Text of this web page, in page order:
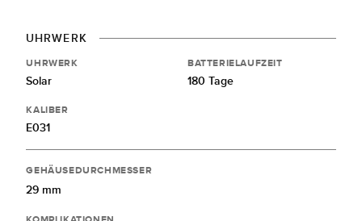
UHRWERK
UHRWERK
Solar
BATTERIELAUFZEIT
180 Tage
KALIBER
E031
GEHÄUSEDURCHMESSER
29 mm